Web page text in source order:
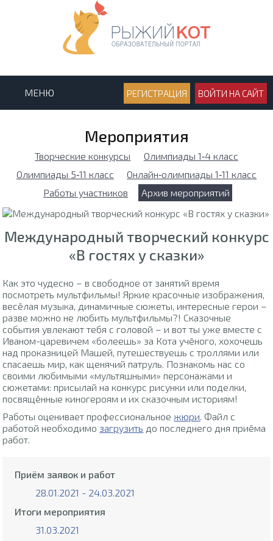
МЕНЮ РЕГИСТРАЦИЯ ВОЙТИ НА САЙТ
Мероприятия
Творческие конкурсы
Олимпиады 1‑4 класс
Олимпиады 5‑11 класс
Онлайн‑олимпиады 1‑11 класс
Работы участников
Архив мероприятий
Международный творческий конкурс
«В гостях у сказки»
Как это чудесно – в свободное от занятий время
посмотреть мультфильмы! Яркие красочные изображения,
весёлая музыка, динамичные сюжеты, интересные герои –
разве можно не любить мультфильмы?! Сказочные
события увлекают тебя с головой – и вот ты уже вместе с
Иваном-царевичем «болеешь» за Кота учёного, хохочешь
над проказницей Машей, путешествуешь с троллями или
спасаешь мир, как щенячий патруль. Познакомь нас со
своими любимыми «мультяшными» персонажами и
сюжетами: присылай на конкурс рисунки или поделки,
посвящённые киногероям и их сказочным историям!
Работы оценивает профессиональное жюри. Файл с
работой необходимо загрузить до последнего дня приёма
работ.
Приём заявок и работ
28.01.2021 - 24.03.2021
Итоги мероприятия
31.03.2021